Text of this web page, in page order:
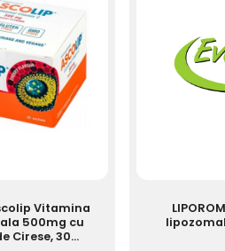
Vitamina
500mg cu
Cirese, 30